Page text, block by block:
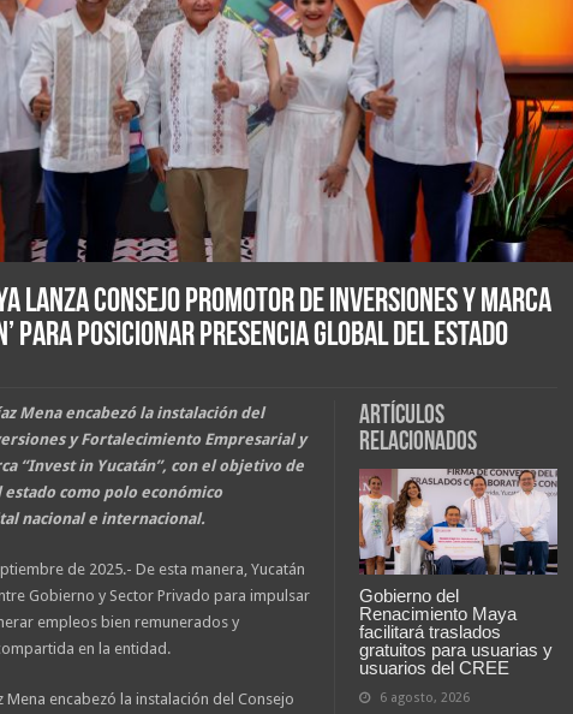
lanza Consejo Promotor de Inversiones y marca
para posicionar presencia global del estado
Artículos
relacionados
Gobierno del
Renacimiento Maya
facilitará traslados
gratuitos para usuarias y
usuarios del CREE
6 agosto, 2026
Mena encabezó la instalación del
y Fortalecimiento Empresarial y
“Invest in Yucatán”, con el objetivo de
como polo económico
nacional e internacional.
de 2025.- De esta manera, Yucatán
Gobierno y Sector Privado para impulsar
empleos bien remunerados y
en la entidad.
Mena encabezó la instalación del Consejo